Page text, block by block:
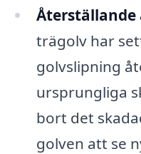
Återställande
trägolv har
golvslipning
ursprungliga
bort det
golven att se